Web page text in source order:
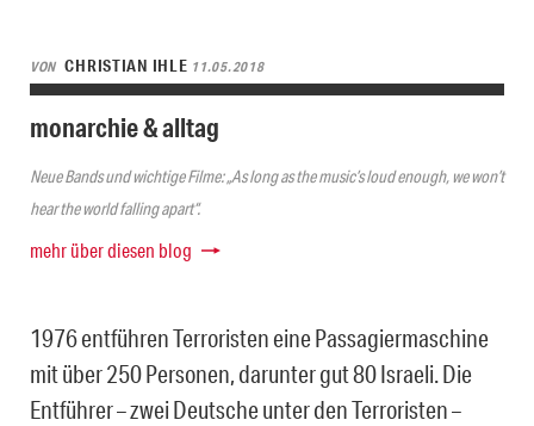
VON CHRISTIAN IHLE 11.05.2018
monarchie & alltag
Neue Bands und wichtige Filme: „As long as the music’s loud enough, we won’t
hear the world falling apart“.
mehr über diesen blog
1976 entführen Terroristen eine Passagiermaschine
mit über 250 Personen, darunter gut 80 Israeli. Die
Entführer – zwei Deutsche unter den Terroristen –